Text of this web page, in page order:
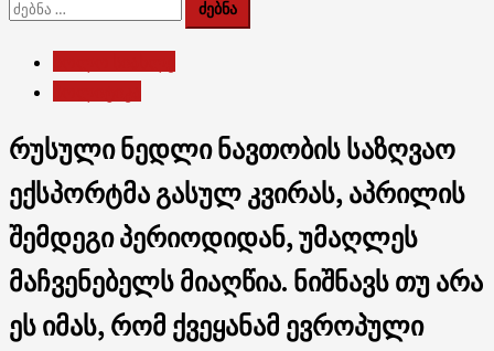
რუსული ნედლი ნავთობის საზღვაო
ექსპორტმა გასულ კვირას, აპრილის
შემდეგი პერიოდიდან, უმაღლეს
მაჩვენებელს მიაღწია. ნიშნავს თუ არა
ეს იმას, რომ ქვეყანამ ევროპული